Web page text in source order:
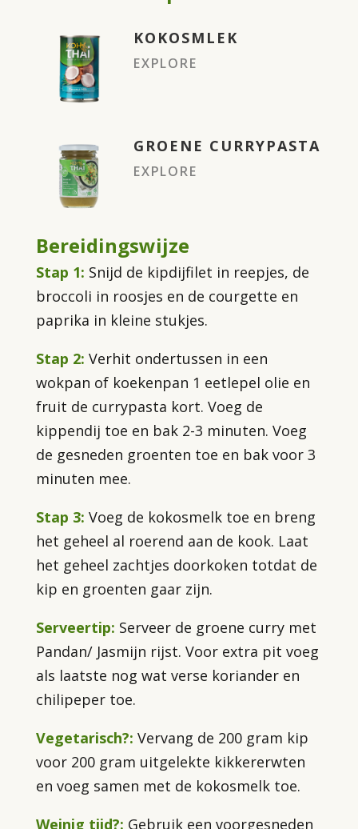
KOKOSMLEK
EXPLORE
GROENE CURRYPASTA
EXPLORE
Bereidingswijze
Stap 1: Snijd de kipdijfilet in reepjes, de
broccoli in roosjes en de courgette en
paprika in kleine stukjes.
Stap 2: Verhit ondertussen in een
wokpan of koekenpan 1 eetlepel olie en
fruit de currypasta kort. Voeg de
kippendij toe en bak 2-3 minuten. Voeg
de gesneden groenten toe en bak voor 3
minuten mee.
Stap 3: Voeg de kokosmelk toe en breng
het geheel al roerend aan de kook. Laat
het geheel zachtjes doorkoken totdat de
kip en groenten gaar zijn.
Serveertip: Serveer de groene curry met
Pandan/ Jasmijn rijst. Voor extra pit voeg
als laatste nog wat verse koriander en
chilipeper toe.
Vegetarisch?: Vervang de 200 gram kip
voor 200 gram uitgelekte kikkererwten
en voeg samen met de kokosmelk toe.
Weinig tijd?: Gebruik een voorgesneden